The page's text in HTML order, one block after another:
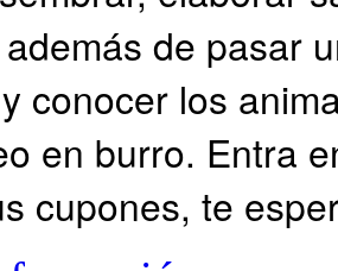
de pasar
conocer los
en burro. Entra
cupones, te